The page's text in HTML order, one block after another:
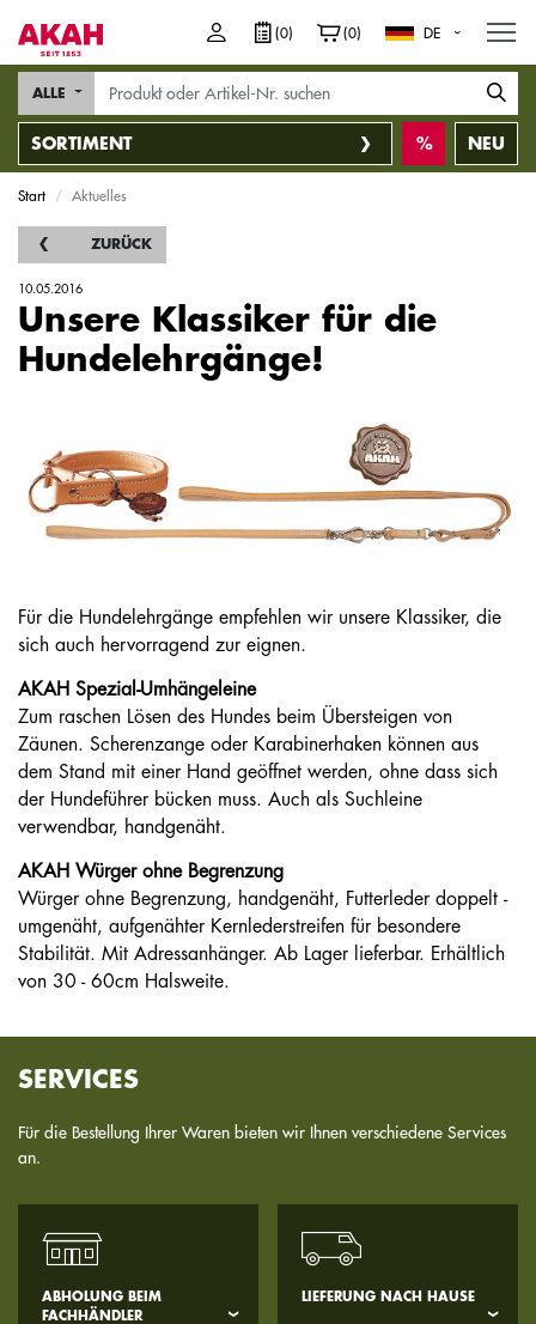
(0) (0) DE
SORTIMENT
ALLE
NEU
Start Aktuelles
ZURÜCK
10.05.2016
Unsere Klassiker für die
Hundelehrgänge!
Für die Hundelehrgänge empfehlen wir unsere Klassiker, die
sich auch hervorragend zur eignen.
AKAH Spezial-Umhängeleine
Zum raschen Lösen des Hundes beim Übersteigen von
Zäunen. Scherenzange oder Karabinerhaken können aus
dem Stand mit einer Hand geöffnet werden, ohne dass sich
der Hundeführer bücken muss. Auch als Suchleine
verwendbar, handgenäht.
AKAH Würger ohne Begrenzung
Würger ohne Begrenzung, hand­genäht, Futterleder doppelt ­
umgenäht, auf­genähter Kernlederstreifen für ­besondere
Stabilität. Mit Adressanhänger. Ab Lager lieferbar. Erhältlich
von 30 - 60cm Halsweite.
SERVICES
Für die Bestellung Ihrer Waren bieten wir Ihnen verschiedene Services
an.
ABHOLUNG BEIM
FACHHÄNDLER
LIEFERUNG NACH HAUSE